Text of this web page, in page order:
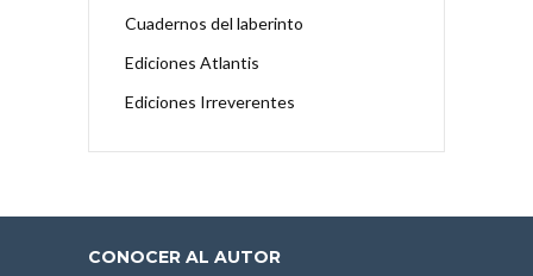
Cuadernos del laberinto
Ediciones Atlantis
Ediciones Irreverentes
CONOCER AL AUTOR